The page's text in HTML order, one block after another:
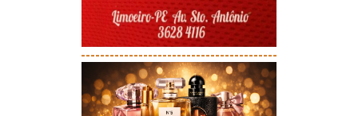
-----------------------------------------